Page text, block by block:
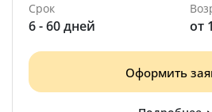
Срок
6 - 60 дней от
Оформить